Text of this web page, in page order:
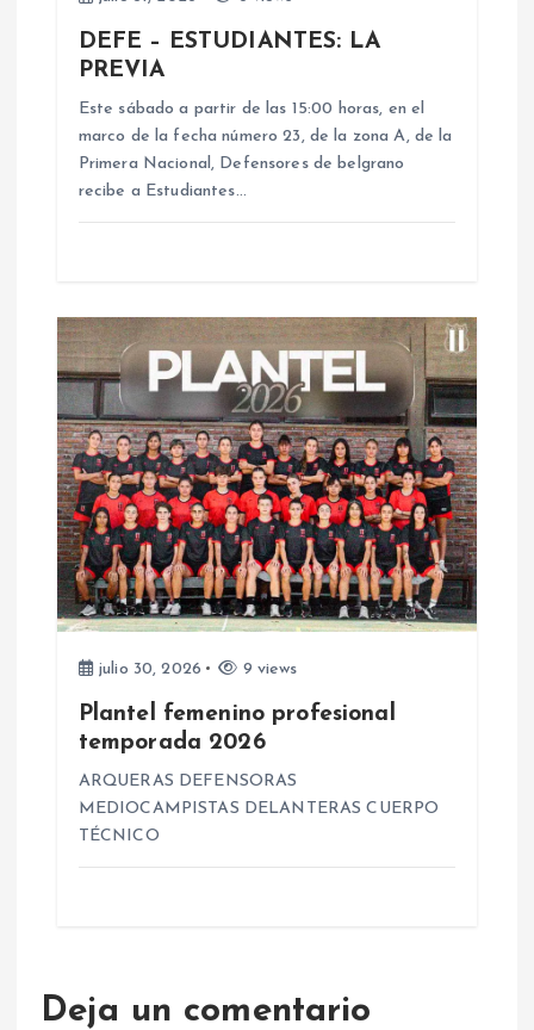
d
a
s
DEFE – ESTUDIANTES: LA
PREVIA
Este sábado a partir de las 15:00 horas, en el
marco de la fecha número 23, de la zona A, de la
Primera Nacional, Defensores de belgrano
recibe a Estudiantes…
julio 30, 2026 9 views
Plantel femenino profesional
temporada 2026
ARQUERAS DEFENSORAS
MEDIOCAMPISTAS DELANTERAS CUERPO
TÉCNICO
Deja un comentario